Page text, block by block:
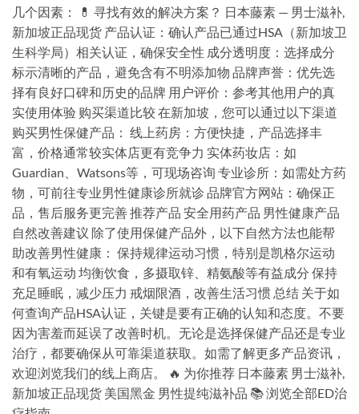
几个因素： 💊 寻找有效的解决方案？ 日本藤素 — 男士滋补,
新加坡正品现货 产品认证：确认产品已通过HSA（新加坡卫
生科学局）相关认证，确保安全性 成分透明度：选择成分
标示清晰的产品，避免含有不明添加物 品牌声誉：优先选
择有良好口碑和历史的品牌 用户评价：参考其他用户的真
实使用体验 购买渠道比较 在新加坡，您可以通过以下渠道
购买男性保健产品： 线上药房：方便快捷，产品选择丰
富，价格通常较实体店更有竞争力 实体药妆店：如
Guardian、Watsons等，可现场咨询 专业诊所：如需处方药
物，可前往专业男性健康诊所就诊 品牌官方网站：确保正
品，售后服务更完善 推荐产品 安全用药产品 男性健康产品
自然改善建议 除了使用保健产品外，以下自然方法也能帮
助改善男性健康： 保持规律运动习惯，特别是凯格尔运动
和有氧运动 均衡饮食，多摄取锌、精氨酸等有益成分 保持
充足睡眠，减少压力 戒烟限酒，改善生活习惯 总结 关于如
何查询产品HSA认证，关键是要有正确的认知和态度。不要
因为害羞而延误了改善时机。无论是选择保健产品还是专业
治疗，都要确保从可靠渠道获取。如需了解更多产品资讯，
欢迎浏览我们的线上商店。 🔥 为你推荐 日本藤素 男士滋补,
新加坡正品现货 美国黑金 男性提纯滋补品 📚 浏览全部ED治